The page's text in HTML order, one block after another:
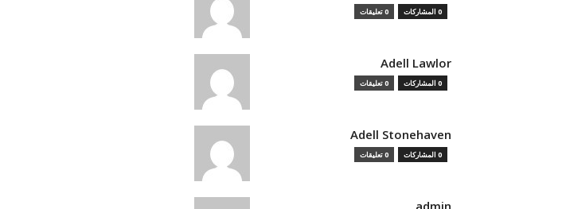
0 المشاركات 0 تعليقات
Adell Lawlor
0 المشاركات 0 تعليقات
Adell Stonehaven
0 المشاركات 0 تعليقات
admin